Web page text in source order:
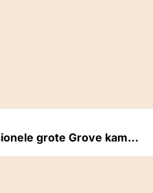
grote Grove kam
zichtbaar